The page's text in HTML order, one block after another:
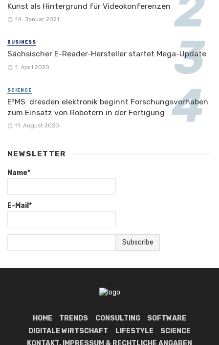
Kunst als Hintergrund für Videokonferenzen
14. Januar 2021
BUSINESS
Sächsischer E-Reader-Hersteller startet Mega-Update
1. April 2020
SCIENCE
E²MS: dresden elektronik beginnt Forschungsvorhaben
zum Einsatz von Robotern in der Fertigung
11. August 2020
NEWSLETTER
Name*
E-Mail*
HOME TRENDS CONSULTING
SOFTWARE
DIGITALE WIRTSCHAFT
LIFESTYLE
SCIENCE